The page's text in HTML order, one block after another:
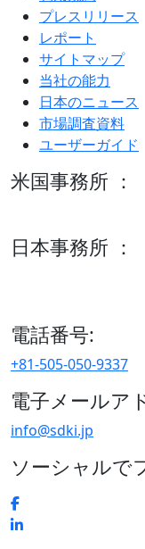
プレスリリース
レポート
サイトマップ
当社の能力
日本のニュース
市場調査資料
ユーザーガイド
米国事務所 ：
日本事務所 ：
電話番号:
+81-505-050-9337
電子メールア
info@sdki.jp
ソーシャルで